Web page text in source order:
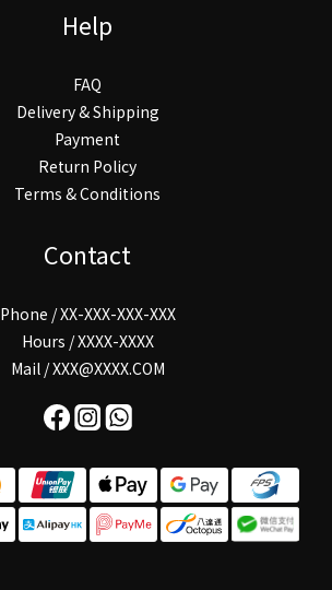
Help
FAQ
Delivery & Shipping
Payment
Return Policy
Terms & Conditions
Contact
Phone / XX-XXX-XXX-XXX
Hours / XXXX-XXXX
Mail / XXX@XXXX.COM